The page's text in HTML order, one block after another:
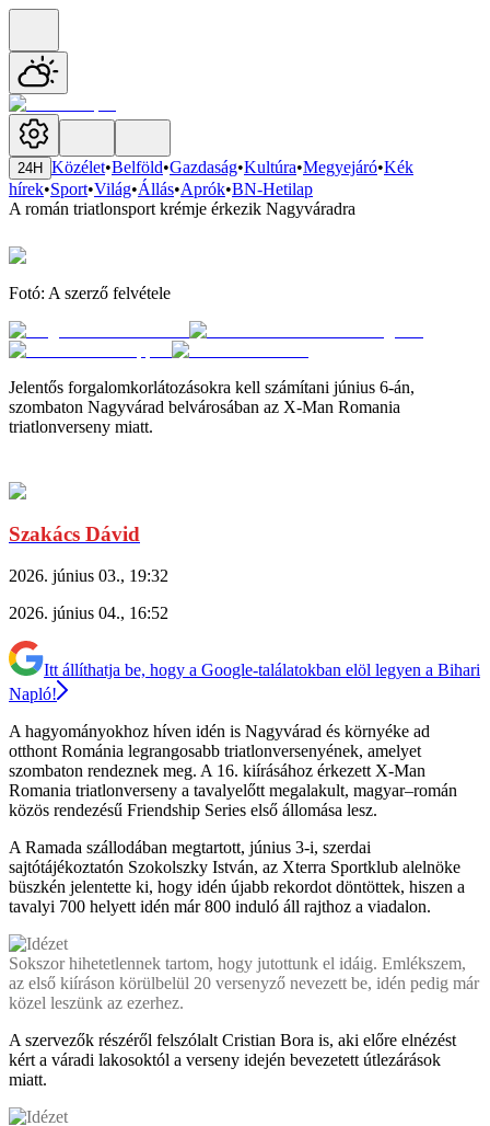
24H Közélet•Belföld•Gazdaság•Kultúra•Megyejáró•Kék
hírek•Sport•Világ•Állás•Aprók•BN-Hetilap
A román triatlonsport krémje érkezik Nagyváradra
Fotó: A szerző felvétele
Jelentős forgalomkorlátozásokra kell számítani június 6-án,
szombaton Nagyvárad belvárosában az X-Man Romania
triatlonverseny miatt.
Szakács Dávid
2026. június 03., 19:32
2026. június 04., 16:52
Itt állíthatja be, hogy a Google-találatokban elöl legyen a Bihari
Napló!
A hagyományokhoz híven idén is Nagyvárad és környéke ad
otthont Románia legrangosabb triatlonversenyének, amelyet
szombaton rendeznek meg. A 16. kiírásához érkezett X-Man
Romania triatlonverseny a tavalyelőtt megalakult, magyar–román
közös rendezésű Friendship Series első állomása lesz.
A Ramada szállodában megtartott, június 3-i, szerdai
sajtótájékoztatón Szokolszky István, az Xterra Sportklub alelnöke
büszkén jelentette ki, hogy idén újabb rekordot döntöttek, hiszen a
tavalyi 700 helyett idén már 800 induló áll rajthoz a viadalon.
Sokszor hihetetlennek tartom, hogy jutottunk el idáig. Emlékszem,
az első kiíráson körülbelül 20 versenyző nevezett be, idén pedig már
közel leszünk az ezerhez.
A szervezők részéről felszólalt Cristian Bora is, aki előre elnézést
kért a váradi lakosoktól a verseny idején bevezetett útlezárások
miatt.